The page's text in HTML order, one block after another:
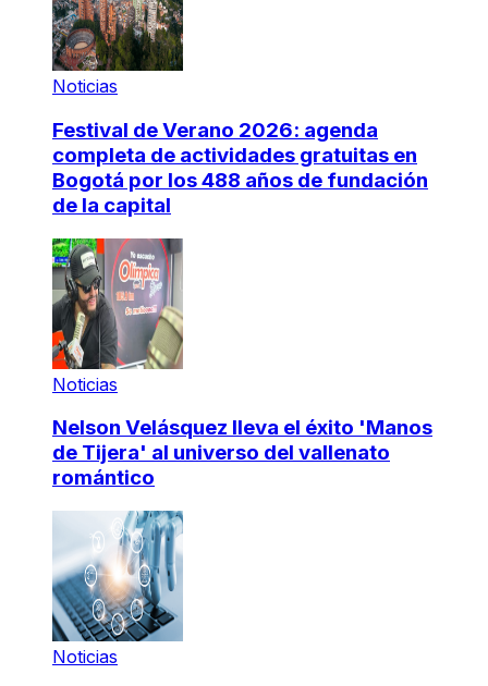
Noticias
Festival de Verano 2026: agenda
completa de actividades gratuitas en
Bogotá por los 488 años de fundación
de la capital
Noticias
Nelson Velásquez lleva el éxito 'Manos
de Tijera' al universo del vallenato
romántico
Noticias